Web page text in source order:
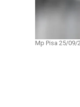
Mp Pisa 25/09/